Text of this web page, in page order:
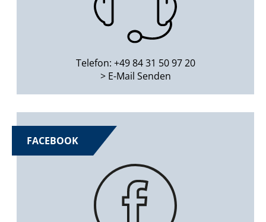
Telefon: +49 84 31 50 97 20
> E-Mail Senden
FACEBOOK